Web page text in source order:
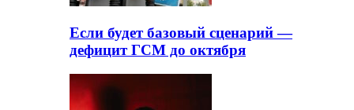
Если будет базовый сценарий —
дефицит ГСМ до октября